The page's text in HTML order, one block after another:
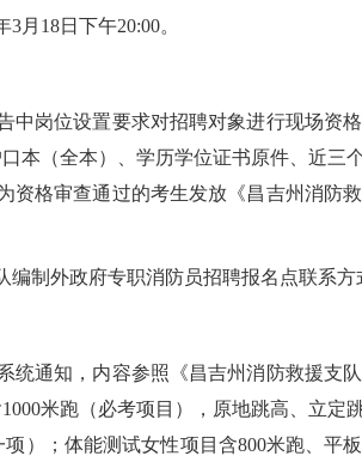
18日下午20:00。
岗位设置要求对招聘对象进行现场资
本（全本）、学历学位证书原件、近三
资格审查通过的考生发放《昌吉州消防
外政府专职消防员招聘报名点联系方
通知，内容参照《昌吉州消防救援支
米跑（必考项目），原地跳高、立
）；体能测试女性项目含800米跑、平